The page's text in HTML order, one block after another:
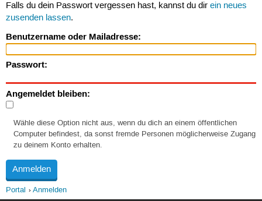
Falls du dein Passwort vergessen hast, kannst du dir ein neues
zusenden lassen.
Benutzername oder Mailadresse:
Passwort:
Angemeldet bleiben:
Wähle diese Option nicht aus, wenn du dich an einem öffentlichen
Computer befindest, da sonst fremde Personen möglicherweise Zugang
zu deinem Konto erhalten.
Portal Anmelden